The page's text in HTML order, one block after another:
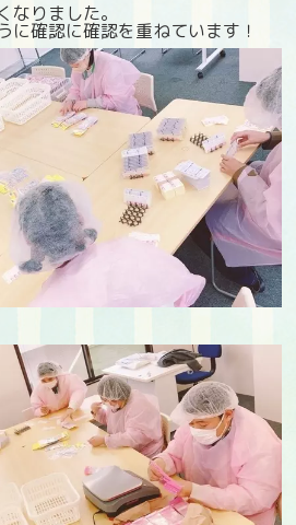
りました。
に確認に確認を重ねています！